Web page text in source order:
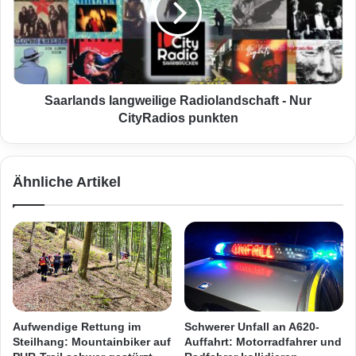
g
d
e
s
K
e
g
s
s
o
g
t
a
n
d
s
e
i
g
e
R
a
i
o
Saarlands langweilige Radiolandschaft - Nur
CityRadios punkten
Ähnliche Artikel
Aufwendige Rettung im
Steilhang: Mountainbiker auf
Schwerer Unfall an A620-
Auffahrt: Motorradfahrer und